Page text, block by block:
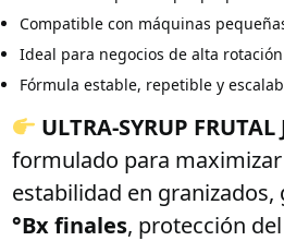
Compatible con máquinas
Ideal para negocios de alta rotación
Fórmula estable, repetible y
ULTRA-SYRUP FRUTAL
formulado para
estabilidad en granizados,
°Bx finales, protección